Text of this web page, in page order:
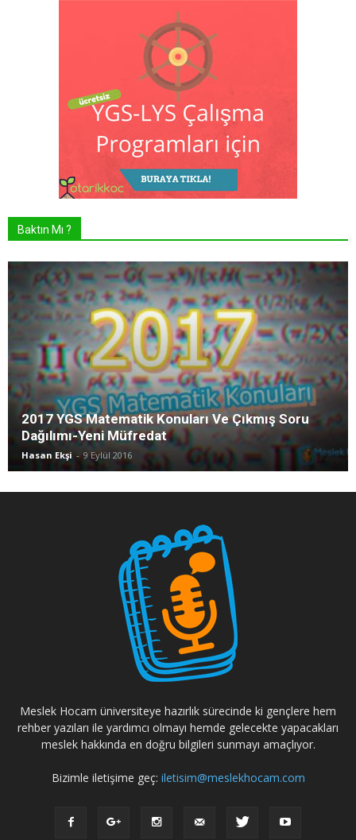
Baktın Mı ?
2017 YGS Matematik Konuları Ve Çıkmış Soru
Dağılımı-Yeni Müfredat
Hasan Ekşi - 9 Eylül 2016
Meslek Hocam üniversiteye hazırlık sürecinde ki gençlere hem
rehber yazıları ile yardımcı olmayı hemde gelecekte yapacakları
meslek hakkında en doğru bilgileri sunmayı amaçlıyor.
Bizimle iletişime geç: iletisim@meslekhocam.com